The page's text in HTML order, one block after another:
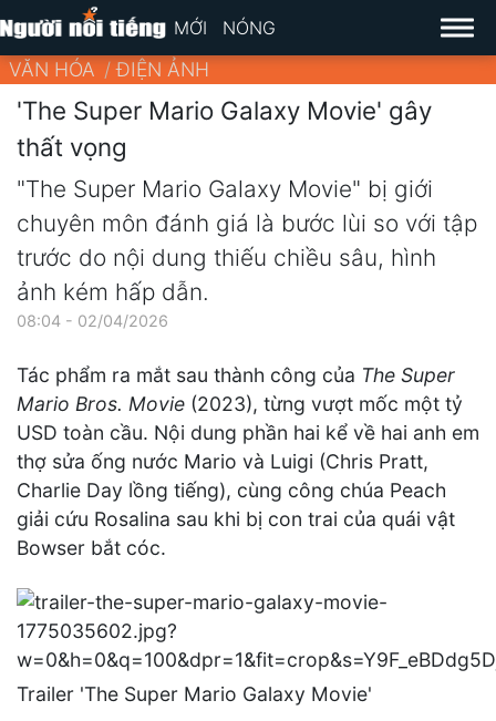
MỚI NÓNG
VĂN HÓA ĐIỆN ẢNH
'The Super Mario Galaxy Movie' gây
thất vọng
"The Super Mario Galaxy Movie" bị giới
chuyên môn đánh giá là bước lùi so với tập
trước do nội dung thiếu chiều sâu, hình
ảnh kém hấp dẫn.
08:04 - 02/04/2026
Tác phẩm ra mắt sau thành công của The Super
Mario Bros. Movie (2023), từng vượt mốc một tỷ
USD toàn cầu. Nội dung phần hai kể về hai anh em
thợ sửa ống nước Mario và Luigi (Chris Pratt,
Charlie Day lồng tiếng), cùng công chúa Peach
giải cứu Rosalina sau khi bị con trai của quái vật
Bowser bắt cóc.
Trailer 'The Super Mario Galaxy Movie'